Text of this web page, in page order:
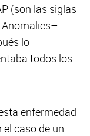
(son las siglas
lo
todos los
enfermedad
caso de un